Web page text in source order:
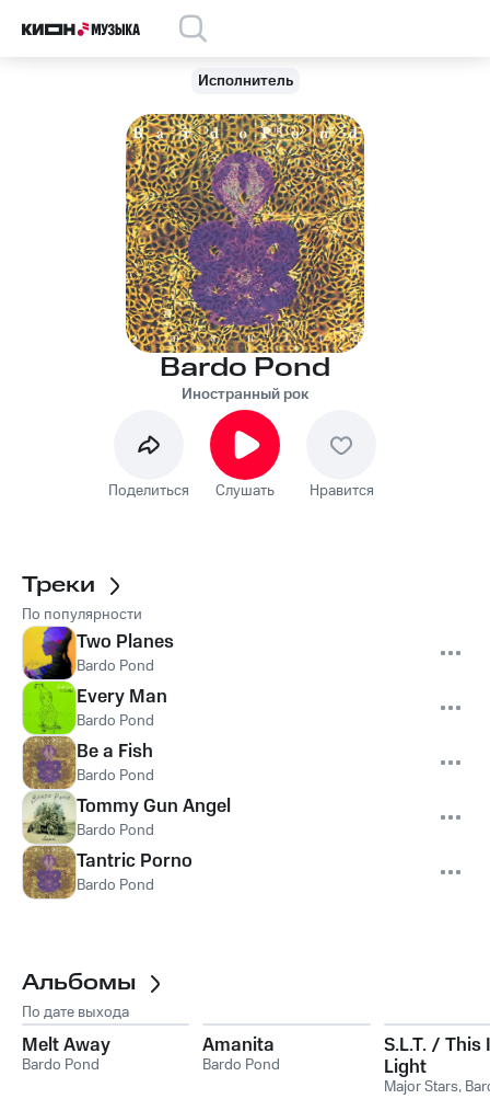
Исполнитель
Bardo Pond
Иностранный рок
Поделиться Слушать Нравится
Треки
По популярности
Two Planes
Bardo Pond
Every Man
Bardo Pond
Be a Fish
Bardo Pond
Tommy Gun Angel
Bardo Pond
Tantric Porno
Bardo Pond
Альбомы
По дате выхода
Melt Away
Bardo Pond
Amanita
Bardo Pond
S.L.T. / This
Light
Major Stars,